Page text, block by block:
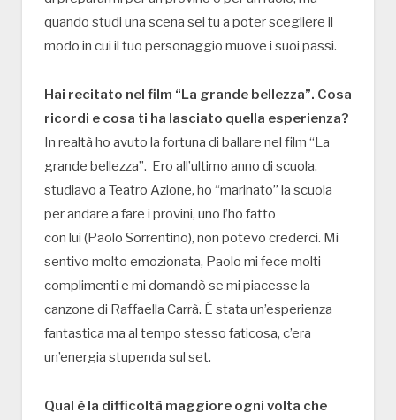
quando studi una scena sei tu a poter scegliere il
modo in cui il tuo personaggio muove i suoi passi.
Hai recitato nel film “La grande bellezza”. Cosa
ricordi e cosa ti ha lasciato quella esperienza?
In realtà ho avuto la fortuna di ballare nel film “La
grande bellezza”. Ero all’ultimo anno di scuola,
studiavo a Teatro Azione, ho “marinato” la scuola
per andare a fare i provini, uno l’ho fatto
con lui (Paolo Sorrentino), non potevo crederci. Mi
sentivo molto emozionata, Paolo mi fece molti
complimenti e mi domandò se mi piacesse la
canzone di Raffaella Carrà. É stata un’esperienza
fantastica ma al tempo stesso faticosa, c’era
un’energia stupenda sul set.
Qual è la difficoltà maggiore ogni volta che